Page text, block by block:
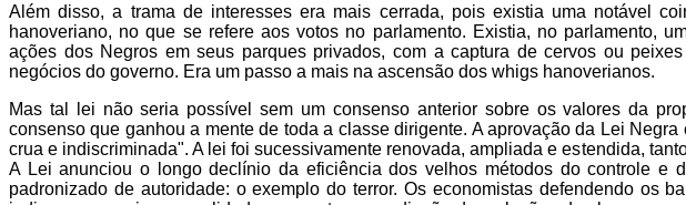
Além disso, a trama de interesses era mais cerrada, pois existia uma notável
hanoveriano, no que se refere aos votos no parlamento. Existia, no parlamento,
ações dos Negros em seus parques privados, com a captura de cervos ou
negócios do governo. Era um passo a mais na ascensão dos whigs hanoverianos.
Mas tal lei não seria possível sem um consenso anterior sobre os valores da
consenso que ganhou a mente de toda a classe dirigente. A aprovação da Lei
crua e indiscriminada". A lei foi sucessivamente renovada, ampliada e estendida,
A Lei anunciou o longo declínio da eficiência dos velhos métodos do controle e
padronizado de autoridade: o exemplo do terror. Os economistas defendendo os